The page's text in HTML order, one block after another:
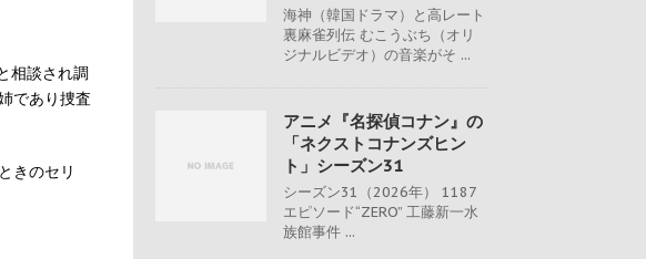
相談され調
であり捜査
きのセリ
海神（韓国ドラマ）と高レート
裏麻雀列伝 むこうぶち（オリ
ジナルビデオ）の音楽がそ ...
アニメ『名探偵コナン』の
「ネクストコナンズヒン
ト」シーズン31
シーズン31（2026年） 1187
エピソード“ZERO” 工藤新一水
族館事件 ...